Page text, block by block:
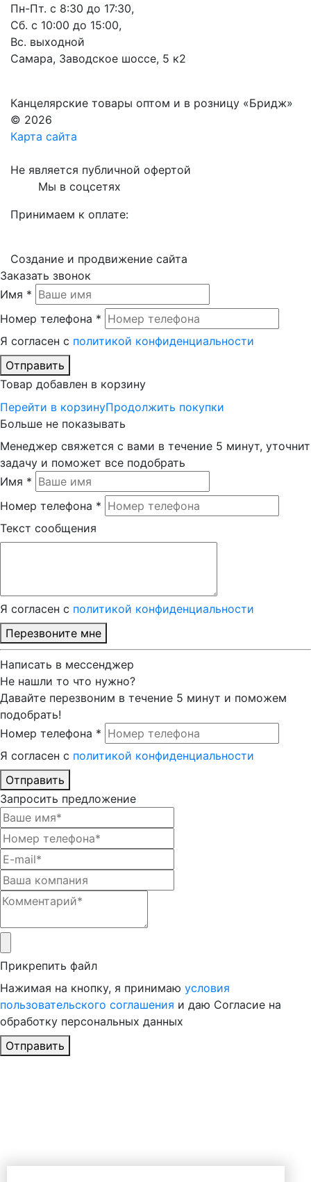
Пн-Пт. с 8:30 до 17:30,
Сб. с 10:00 до 15:00,
Вс. выходной
Самара, Заводское шоссе, 5 к2
Канцелярские товары оптом и в розницу «Бридж»
© 2026
Карта сайта
Не является публичной офертой
Мы в соцсетях
Принимаем к оплате:
Создание и продвижение сайта
Заказать звонок
Имя *
Номер телефона *
Я согласен с политикой конфиденциальности
Отправить
Товар добавлен в корзину
Перейти в корзинуПродолжить покупки
Больше не показывать
Менеджер свяжется с вами в течение 5 минут, уточнит
задачу и поможет все подобрать
Имя *
Номер телефона *
Текст сообщения
Я согласен с политикой конфиденциальности
Перезвоните мне
Написать в мессенджер
Не нашли то что нужно?
Давайте перезвоним в течение 5 минут и поможем
подобрать!
Номер телефона *
Я согласен с политикой конфиденциальности
Отправить
Запросить предложение
Прикрепить файл
Нажимая на кнопку, я принимаю условия
пользовательского соглашения и даю Согласие на
обработку персональных данных
Отправить